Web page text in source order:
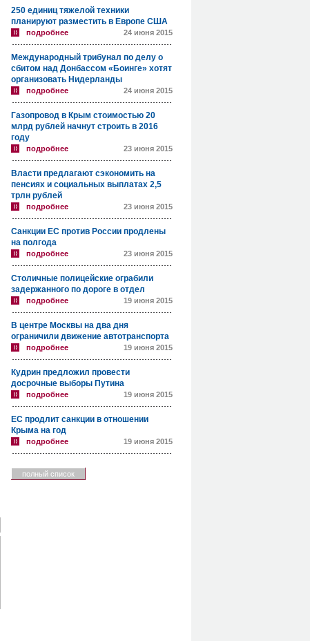
250 единиц тяжелой техники
планируют разместить в Европе США
подробнее 24 июня 2015
Международный трибунал по делу о
сбитом над Донбассом «Боинге» хотят
организовать Нидерланды
подробнее 24 июня 2015
Газопровод в Крым стоимостью 20
млрд рублей начнут строить в 2016
году
подробнее 23 июня 2015
Власти предлагают сэкономить на
пенсиях и социальных выплатах 2,5
трлн рублей
подробнее 23 июня 2015
Санкции ЕС против России продлены
на полгода
подробнее 23 июня 2015
Столичные полицейские ограбили
задержанного по дороге в отдел
подробнее 19 июня 2015
В центре Москвы на два дня
ограничили движение автотранспорта
подробнее 19 июня 2015
Кудрин предложил провести
досрочные выборы Путина
подробнее 19 июня 2015
ЕС продлит санкции в отношении
Крыма на год
подробнее 19 июня 2015
полный список